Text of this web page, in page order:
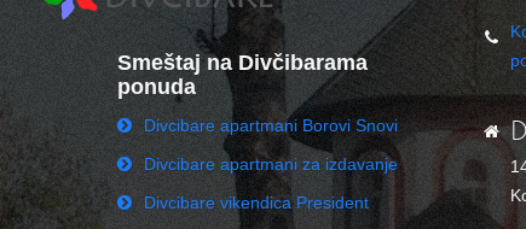
Smeštaj na Divčibarama
ponuda
Divcibare apartmani Borovi Snovi
Divcibare apartmani za izdavanje
Divcibare vikendica President